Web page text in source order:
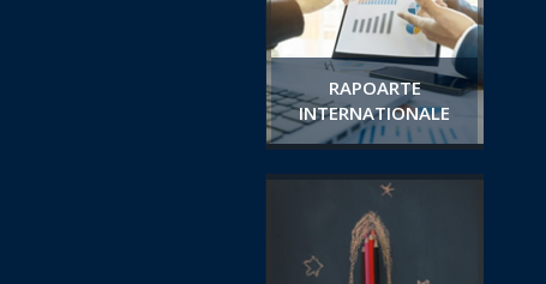
RAPOARTE
INTERNATIONALE